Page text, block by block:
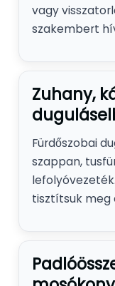
vagy
szakembert
Zuhany,
Fürdőszobai
szappan,
tisztítsuk meg